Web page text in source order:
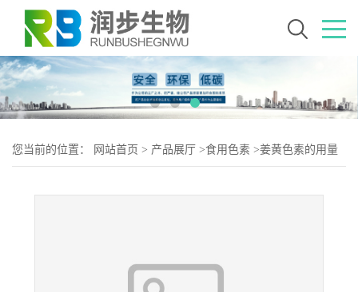
您当前的位置： 网站首页 > 产品展厅 >食用色素 >姜黄色素的用量